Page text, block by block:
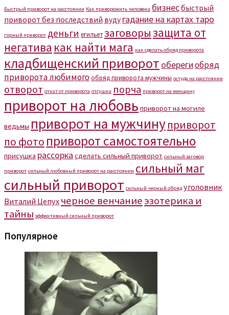
Быстрый приворот на расстоянии Как приворожить человека бизнесбыстрый
приворот без последствий вуду гадание на картах таро
горный приворот деньги егильетзаговорызащита от
негатива как найти мага как сделать обряд приворота
кладбищенский приворот оберегиобряд
приворота любимогообряд приворота мужчины остуда на расстоянии
отворот откат от приворота отсушка порча приворот на женщину
приворот на любовь приворот на могиле
ведьмы приворот на мужчинуприворот
по фото приворот самостоятельно
присушка рассорка сделать сильный приворот сильный заговор
приворот сильный любовный приворот на расстоянии сильный маг
сильный приворот сильный черный обряд уголовник
Виталий Цепух черное венчаниеэзотерика и
тайны эффективный сильный приворот
Популярное